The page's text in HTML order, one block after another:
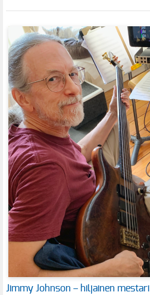
Jimmy Johnson – hiljainen mestari